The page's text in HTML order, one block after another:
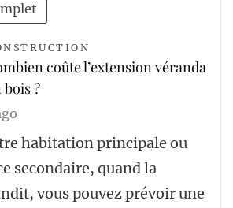
coûte l’extension véranda
bois ?
habitation principale ou
secondaire, quand la
vous pouvez prévoir une